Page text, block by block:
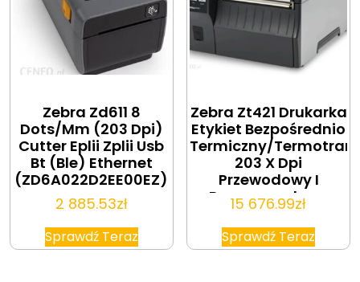
Zebra Zd611 8
Dots/Mm (203 Dpi)
Cutter Eplii Zplii Usb
Bt (Ble) Ethernet
(ZD6A022D2EE00EZ)
2 885.53zł
Sprawdź Teraz
Zebra Zt421 Drukarka
Etykiet Bezpośrednio
Termiczny/
203 X Dpi
Przewodowy I
Bezprzewodowy
15 676.99zł
Sprawdź Teraz